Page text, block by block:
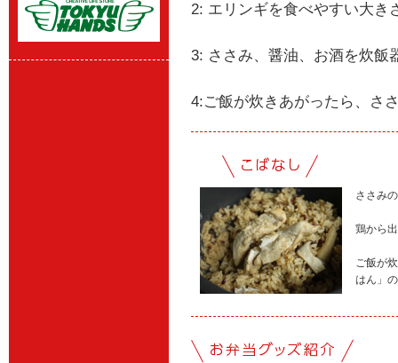
2: エリンギを食べやすい大き
3: ささみ、醤油、お酒を炊飯
4:ご飯が炊きあがったら、さ
ささみ
鶏から
ご飯が
はん」